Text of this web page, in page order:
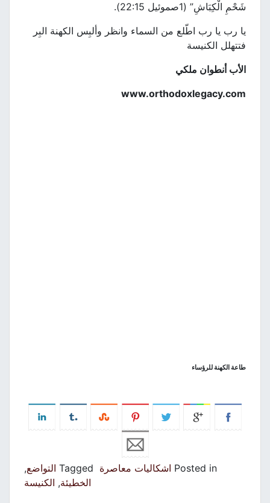
شَحْمِ الْكِبَاشِ” (1صموئيل 22:15).
يا رب يا رب اطّلع من السماء وانظر وألبِس الكهنة البِر
فتتهلل الكنيسة
الأب أنطوان ملكي
www.orthodoxlegacy.com
طاعة الكهنة للرؤساء
Posted in اشكاليات معاصرة Tagged التواضع,
الخطيئة,الكنيسة